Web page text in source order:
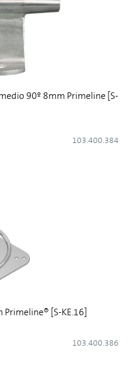
90º 8mm Primeline [S-
103.400.384
Primeline® [S-KE.16]
103.400.386